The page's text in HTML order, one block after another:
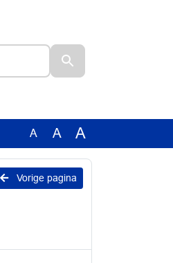
A A A
Vorige pagina